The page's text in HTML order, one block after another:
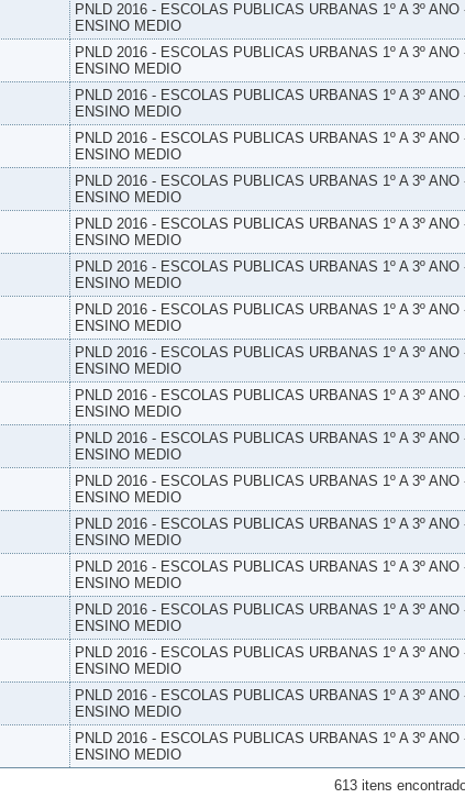
PNLD 2016 - ESCOLAS PUBLICAS URBANAS 1º A 3º ANO
ENSINO MEDIO
PNLD 2016 - ESCOLAS PUBLICAS URBANAS 1º A 3º ANO
ENSINO MEDIO
PNLD 2016 - ESCOLAS PUBLICAS URBANAS 1º A 3º ANO
ENSINO MEDIO
PNLD 2016 - ESCOLAS PUBLICAS URBANAS 1º A 3º ANO
ENSINO MEDIO
PNLD 2016 - ESCOLAS PUBLICAS URBANAS 1º A 3º ANO
ENSINO MEDIO
PNLD 2016 - ESCOLAS PUBLICAS URBANAS 1º A 3º ANO
ENSINO MEDIO
PNLD 2016 - ESCOLAS PUBLICAS URBANAS 1º A 3º ANO
ENSINO MEDIO
PNLD 2016 - ESCOLAS PUBLICAS URBANAS 1º A 3º ANO
ENSINO MEDIO
PNLD 2016 - ESCOLAS PUBLICAS URBANAS 1º A 3º ANO
ENSINO MEDIO
PNLD 2016 - ESCOLAS PUBLICAS URBANAS 1º A 3º ANO
ENSINO MEDIO
PNLD 2016 - ESCOLAS PUBLICAS URBANAS 1º A 3º ANO
ENSINO MEDIO
PNLD 2016 - ESCOLAS PUBLICAS URBANAS 1º A 3º ANO
ENSINO MEDIO
PNLD 2016 - ESCOLAS PUBLICAS URBANAS 1º A 3º ANO
ENSINO MEDIO
PNLD 2016 - ESCOLAS PUBLICAS URBANAS 1º A 3º ANO
ENSINO MEDIO
PNLD 2016 - ESCOLAS PUBLICAS URBANAS 1º A 3º ANO
ENSINO MEDIO
PNLD 2016 - ESCOLAS PUBLICAS URBANAS 1º A 3º ANO
ENSINO MEDIO
PNLD 2016 - ESCOLAS PUBLICAS URBANAS 1º A 3º ANO
ENSINO MEDIO
PNLD 2016 - ESCOLAS PUBLICAS URBANAS 1º A 3º ANO
ENSINO MEDIO
613 itens